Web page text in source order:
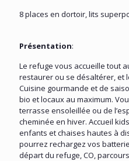
8 places en dortoir, lits
Présentation:
Le refuge vous accueille tout
restaurer ou se désaltérer, et
Cuisine gourmande et de
bio et locaux au maximum.
terrasse ensoleillée ou de
cheminée en hiver. Accueil
enfants et chaises hautes à
pourrez rechargez vos
départ du refuge, CO,